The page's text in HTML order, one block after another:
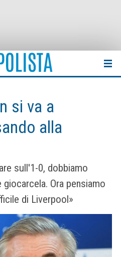
si va a
alla
sull'1-0, dobbiamo
Ora pensiamo
di Liverpool»